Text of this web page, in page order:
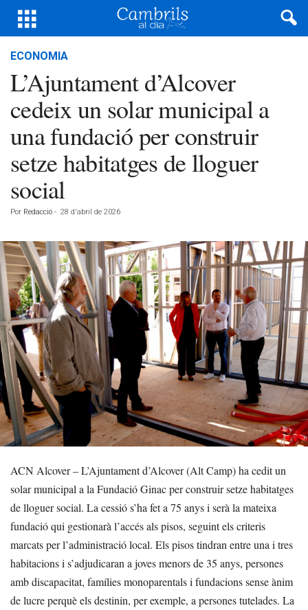
ECONOMIA
L’Ajuntament d’Alcover
cedeix un solar municipal a
una fundació per construir
setze habitatges de lloguer
social
Por Redacció - 28 d'abril de 2026
ACN Alcover – L’Ajuntament d’Alcover (Alt Camp) ha cedit un
solar municipal a la Fundació Ginac per construir setze habitatges
de lloguer social. La cessió s’ha fet a 75 anys i serà la mateixa
fundació qui gestionarà l’accés als pisos, seguint els criteris
marcats per l’administració local. Els pisos tindran entre una i tres
habitacions i s’adjudicaran a joves menors de 35 anys, persones
amb discapacitat, famílies monoparentals i fundacions sense ànim
de lucre perquè els destinin, per exemple, a persones tutelades. La